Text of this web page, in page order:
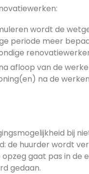
wordt de
periode meer
afloop van de
na de
bij
de huurder wordt
opzeg gaat pas in
gedaan.